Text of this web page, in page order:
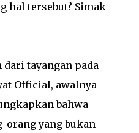
hal tersebut? Simak
tayangan pada
Official, awalnya
bahwa
orang yang bukan